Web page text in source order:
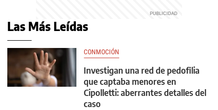
Las Más Leídas
CONMOCIÓN
Investigan una red de pedofilia
que captaba menores en
Cipolletti: aberrantes detalles del
caso